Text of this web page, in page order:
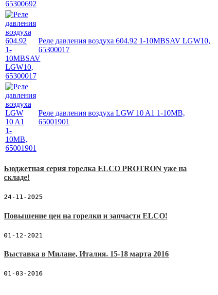
Реле давления воздуха 604.92 1-10MBSAV LGW10,
65300017
Реле давления воздуха LGW 10 A1 1-10MB,
65001901
Бюджетная серия горелка ELCO PROTRON уже на
складе!
24-11-2025
Повышение цен на горелки и запчасти ELCO!
01-12-2021
Выставка в Милане, Италия. 15-18 марта 2016
01-03-2016